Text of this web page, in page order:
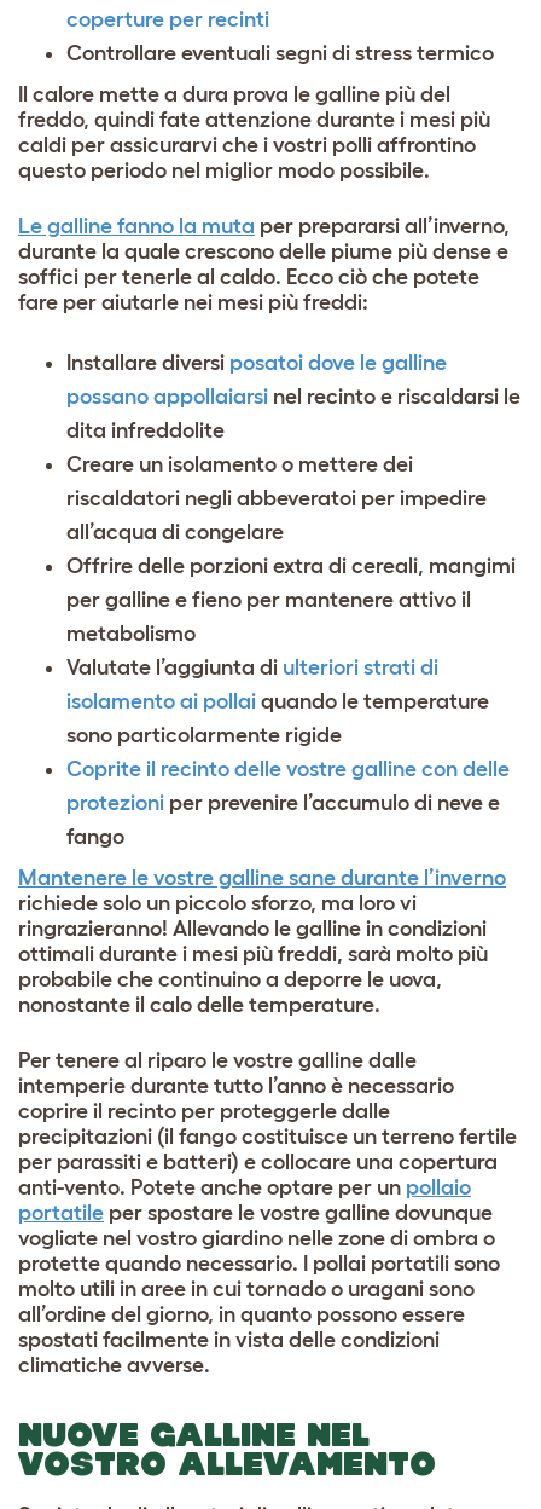
coperture per recinti
Controllare eventuali segni di stress termico
Il calore mette a dura prova le galline più del
freddo, quindi fate attenzione durante i mesi più
caldi per assicurarvi che i vostri polli affrontino
questo periodo nel miglior modo possibile.
Le galline fanno la muta per prepararsi all’inverno,
durante la quale crescono delle piume più dense e
soffici per tenerle al caldo. Ecco ciò che potete
fare per aiutarle nei mesi più freddi:
Installare diversi posatoi dove le galline
possano appollaiarsi nel recinto e riscaldarsi le
dita infreddolite
Creare un isolamento o mettere dei
riscaldatori negli abbeveratoi per impedire
all’acqua di congelare
Offrire delle porzioni extra di cereali, mangimi
per galline e fieno per mantenere attivo il
metabolismo
Valutate l’aggiunta di ulteriori strati di
isolamento ai pollai quando le temperature
sono particolarmente rigide
Coprite il recinto delle vostre galline con delle
protezioni per prevenire l’accumulo di neve e
fango
Mantenere le vostre galline sane durante l’inverno
richiede solo un piccolo sforzo, ma loro vi
ringrazieranno! Allevando le galline in condizioni
ottimali durante i mesi più freddi, sarà molto più
probabile che continuino a deporre le uova,
nonostante il calo delle temperature.
Per tenere al riparo le vostre galline dalle
intemperie durante tutto l’anno è necessario
coprire il recinto per proteggerle dalle
precipitazioni (il fango costituisce un terreno fertile
per parassiti e batteri) e collocare una copertura
anti-vento. Potete anche optare per un pollaio
portatile per spostare le vostre galline dovunque
vogliate nel vostro giardino nelle zone di ombra o
protette quando necessario. I pollai portatili sono
molto utili in aree in cui tornado o uragani sono
all’ordine del giorno, in quanto possono essere
spostati facilmente in vista delle condizioni
climatiche avverse.
NUOVE GALLINE NEL
VOSTRO ALLEVAMENTO